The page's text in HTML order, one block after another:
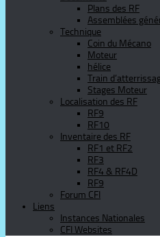
Plans des RF
Assemblées
Technique
Coin du Mécano
Moteur
hélice
Train
Stages Moteur
Localisation des RF
RF9
RF10
Inventaire des RF
RF1 et RF2
RF3
RF4 & RF4D
RF9
Forum CFI
Liens
Instances Nationales
CFI Websites